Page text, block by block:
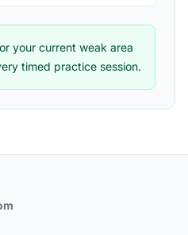
your current weak area
timed practice session.